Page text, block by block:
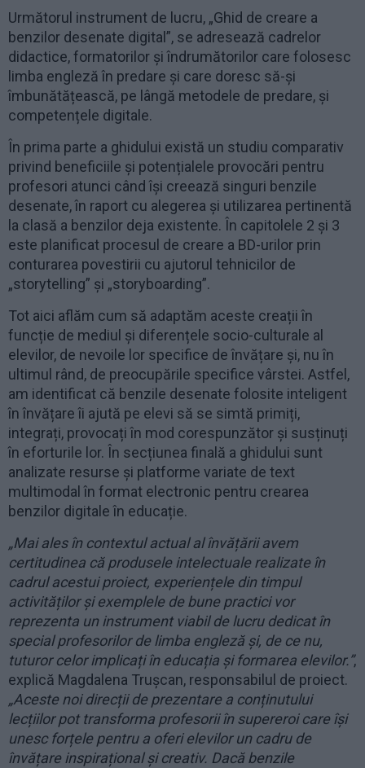
Următorul instrument de lucru, „Ghid de creare a
benzilor desenate digital”, se adresează cadrelor
didactice, formatorilor și îndrumătorilor care folosesc
limba engleză în predare și care doresc să-și
îmbunătățească, pe lângă metodele de predare, și
competențele digitale.
În prima parte a ghidului există un studiu comparativ
privind beneficiile și potențialele provocări pentru
profesori atunci când își creează singuri benzile
desenate, în raport cu alegerea și utilizarea pertinentă
la clasă a benzilor deja existente. În capitolele 2 și 3
este planificat procesul de creare a BD-urilor prin
conturarea povestirii cu ajutorul tehnicilor de
„storytelling” și „storyboarding”.
Tot aici aflăm cum să adaptăm aceste creații în
funcție de mediul și diferențele socio-culturale al
elevilor, de nevoile lor specifice de învățare și, nu în
ultimul rând, de preocupările specifice vârstei. Astfel,
am identificat că benzile desenate folosite inteligent
în învățare îi ajută pe elevi să se simtă primiți,
integrați, provocați în mod corespunzător și susținuți
în eforturile lor. În secțiunea finală a ghidului sunt
analizate resurse și platforme variate de text
multimodal în format electronic pentru crearea
benzilor digitale în educație.
„Mai ales în contextul actual al învățării avem
certitudinea că produsele intelectuale realizate în
cadrul acestui proiect, experiențele din timpul
activităților și exemplele de bune practici vor
reprezenta un instrument viabil de lucru dedicat în
special profesorilor de limba engleză și, de ce nu,
tuturor celor implicați în educația și formarea elevilor.”,
explică Magdalena Trușcan, responsabilul de proiect.
„Aceste noi direcții de prezentare a conținutului
lecțiilor pot transforma profesorii în supereroi care își
unesc forțele pentru a oferi elevilor un cadru de
învățare inspirațional și creativ. Dacă benzile